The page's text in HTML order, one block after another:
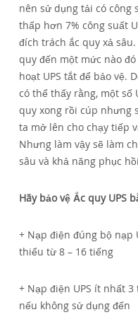
nên sử dụng tải có công
thấp hơn 7% công suất
đích trách ắc quy xả sâu.
quy đến một mức nào
hoạt UPS tắt để bảo vệ.
có thể thấy rằng, một số
quy xong rồi cúp nhưng
ta mở lên cho chạy tiếp
Nhưng làm vậy sẽ làm
sâu và khả năng phục
Hãy bảo vệ Ắc quy UPS
+ Nạp điện đúng bộ nạp
thiểu từ 8 – 16 tiếng
+ Nạp điện UPS ít nhất
nếu không sử dụng đến